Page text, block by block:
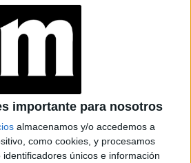
importante para nosotros
almacenamos y/o accedemos a
como cookies, y procesamos
únicos e información
Caras Noticias
Parabrisas
Lunateen Break BATimes